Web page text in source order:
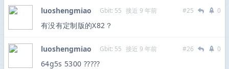
luoshengmiao Gbit: 55 接近 9 年前 #25 0
有没有定制版的X82？
luoshengmiao Gbit: 55 接近 9 年前 #26 0
64g5s 5300 ?????